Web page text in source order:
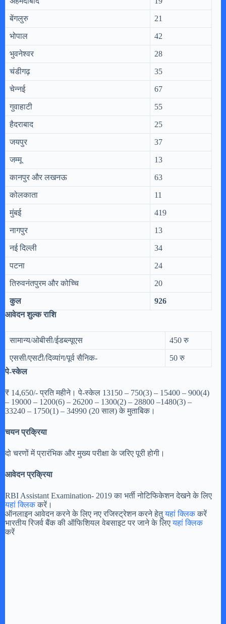
बेंगलुरु 21
भोपाल 42
भुवनेश्वर 28
चंडीगढ़ 35
चेन्नई 67
गुवाहाटी 55
हैदराबाद 25
जयपुर 37
जम्मू 13
कानपुर और लखनऊ 63
कोलकाता 11
मुंबई 419
नागपुर 13
नई दिल्ली 34
पटना 24
तिरुवनंतपुरम और कोच्चि 20
कुल
926
आवेदन शुल्क राशि
सामान्य/ओबीसी/ईडब्ल्यूएस 450 रु
एससी/एसटी/दिव्यांग/पूर्व सैनिक-
50 रु
पे-स्केल
₹ 14,650/- प्रति महीने। पे-स्केल 13150 – 750(3) – 15400 – 900(4)
– 19000 – 1200(6) – 26200 – 1300(2) – 28800 –1480(3) –
33240 – 1750(1) – 34990 (20 साल) के मुताबिक।
चयन प्रक्रिया
दो चरणों में प्रारंभिक और मुख्य परीक्षा के जरिए पूरी होगी।
आवेदन प्रक्रिया
RBI Assistant Examination- 2019 का भर्ती नोटिफिकेशन देखने के लिए
यहां क्लिककरें।
ऑनलाइन आवेदन करने के लिए नए रजिस्ट्रेशन करने हेतुयहां क्लिककरें
भारतीय रिजर्व बैंक की ऑफिशियल वेबसाइट पर जाने के लिएयहां क्लिक
करें